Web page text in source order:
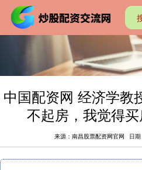
中国配资网 经济学教
不起房，我觉得
来源：南昌股票配资网官网 日